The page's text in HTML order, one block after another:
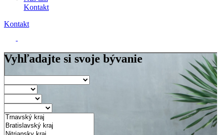
Kontakt
Kontakt
Vyhľadajte si svoje bývanie